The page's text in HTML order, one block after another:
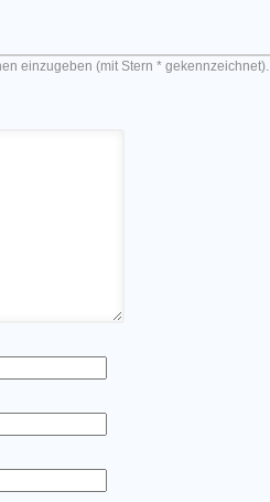
einzugeben (mit Stern * gekennzeichnet).